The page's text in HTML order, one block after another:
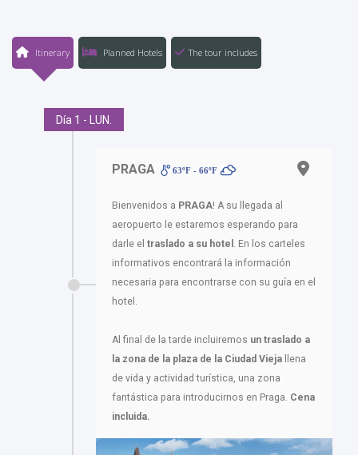
Itinerary Planned Hotels The tour includes
Día 1 - LUN.
PRAGA 63ºF - 66ºF
Bienvenidos a PRAGA! A su llegada al
aeropuerto le estaremos esperando para
darle el traslado a su hotel . En los carteles
informativos encontrará la información
necesaria para encontrarse con su guía en el
hotel.
Al final de la tarde incluiremos un traslado a
la zona de la plaza de la Ciudad Vieja llena
de vida y actividad turística, una zona
fantástica para introducirnos en Praga. Cena
incluida.